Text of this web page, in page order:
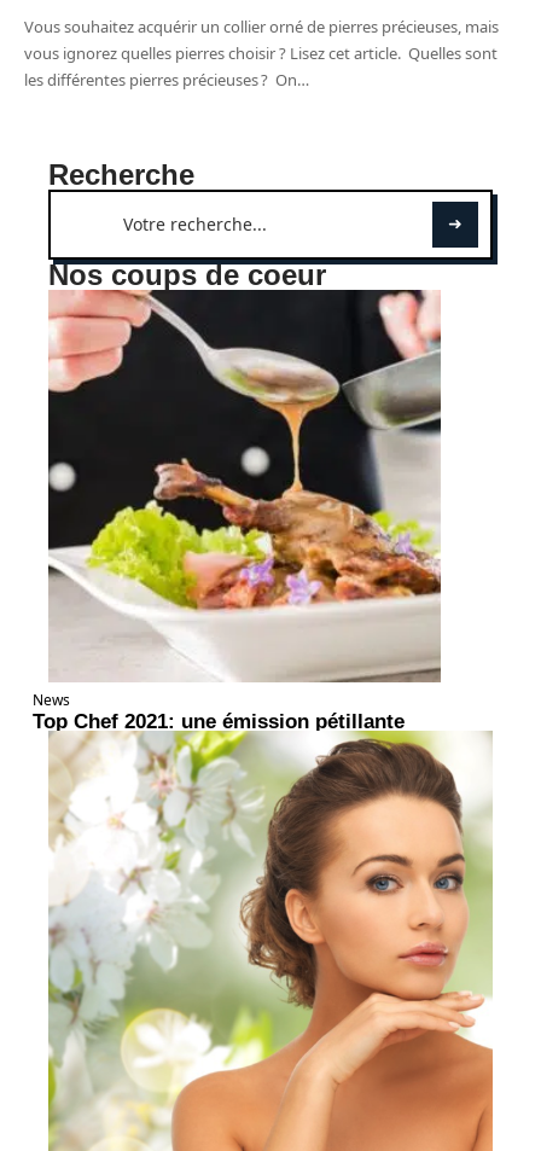
Vous souhaitez acquérir un collier orné de pierres précieuses, mais
vous ignorez quelles pierres choisir ? Lisez cet article. Quelles sont
les différentes pierres précieuses ? On…
Recherche
Nos coups de coeur
News
Top Chef 2021: une émission pétillante